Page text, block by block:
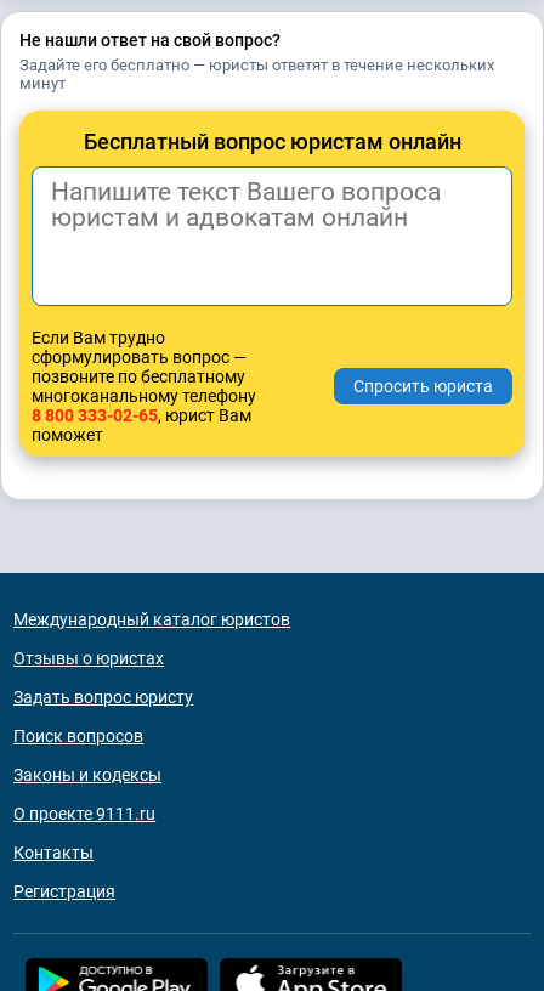
Не нашли ответ на свой вопрос?
Задайте его бесплатно — юристы ответят в течение нескольких
минут
Бесплатный вопрос юристам онлайн
Если Вам трудно
сформулировать вопрос —
позвоните по бесплатному
многоканальному телефону
8 800 333-02-65, юрист Вам
поможет
Международный каталог юристов
Отзывы о юристах
Задать вопрос юристу
Поиск вопросов
Законы и кодексы
О проекте 9111.ru
Контакты
Регистрация